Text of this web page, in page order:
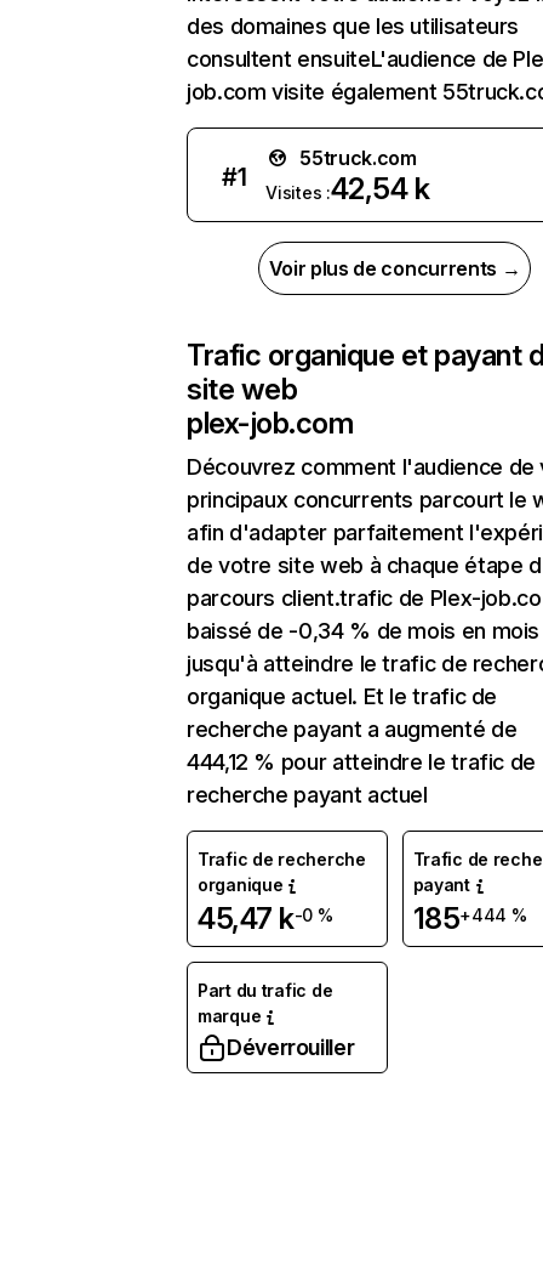
des domaines que les utilisateurs
consultent ensuiteL'audience de
job.com visite également
#1
55truck.com
Visites :42,54 k
Voir plus de concurrents →
Trafic organique et payant
site web
plex-job.com
Découvrez comment l'audience de
principaux concurrents parcourt le
afin d'adapter parfaitement
de votre site web à chaque étape
parcours client.trafic de Plex-
baissé de -0,34 % de mois en mois
jusqu'à atteindre le trafic de
organique actuel. Et le trafic de
recherche payant a augmenté de
444,12 % pour atteindre le trafic de
recherche payant actuel
Trafic de recherche
organique
45,47 k-0 %
Trafic de
payant
185+444 %
Part du trafic de
marque
Déverrouiller